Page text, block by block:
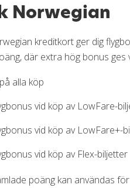
och svar om kreditkort för
Norwegian
kreditkort ger dig
där extra hög bonus
alla köp
vid köp av LowFare-
vid köp av LowFare+-
vid köp av Flex-biljetter
poäng kan användas